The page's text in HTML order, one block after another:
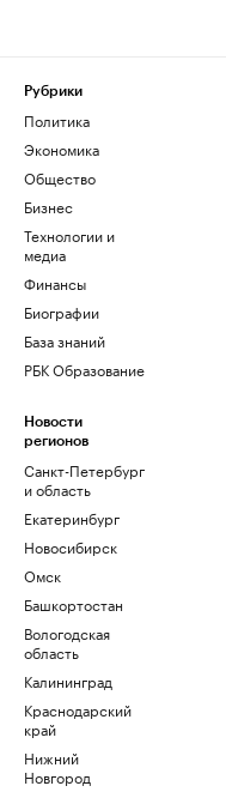
Рубрики
Политика
Экономика
Общество
Бизнес
Технологии и
медиа
Финансы
Биографии
База знаний
РБК Образование
Новости
регионов
Санкт-Петербург
и область
Екатеринбург
Новосибирск
Омск
Башкортостан
Вологодская
область
Калининград
Краснодарский
край
Нижний
Новгород